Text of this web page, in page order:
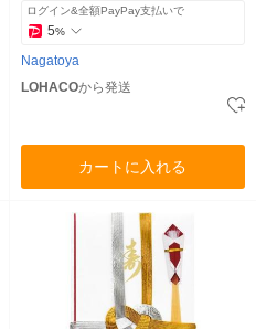
ログイン&全額PayPay支払いで
5%
Nagatoya
LOHACOから発送
カートに入れる